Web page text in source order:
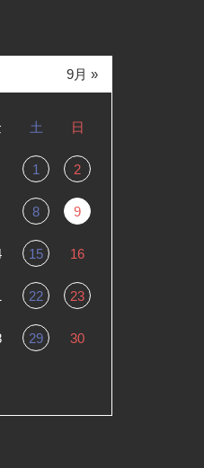
土 日
1 2
8 9
15 16
22 23
29 30
9月 »